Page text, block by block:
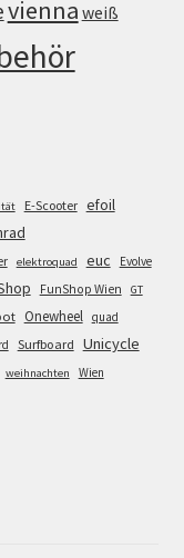
vienna weiß
E-Scooter efoil
elektroquad euc
Evolve
FunShop Wien GT
Onewheel quad
Surfboard Unicycle
weihnachten
Wien